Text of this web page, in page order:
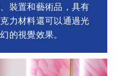
裝置和藝術品，具有
力材料還可以通過光
的視覺效果。